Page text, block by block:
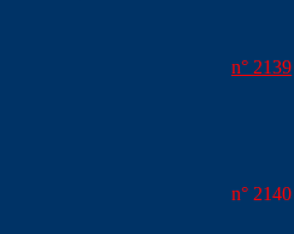
n° 2139
n° 2140